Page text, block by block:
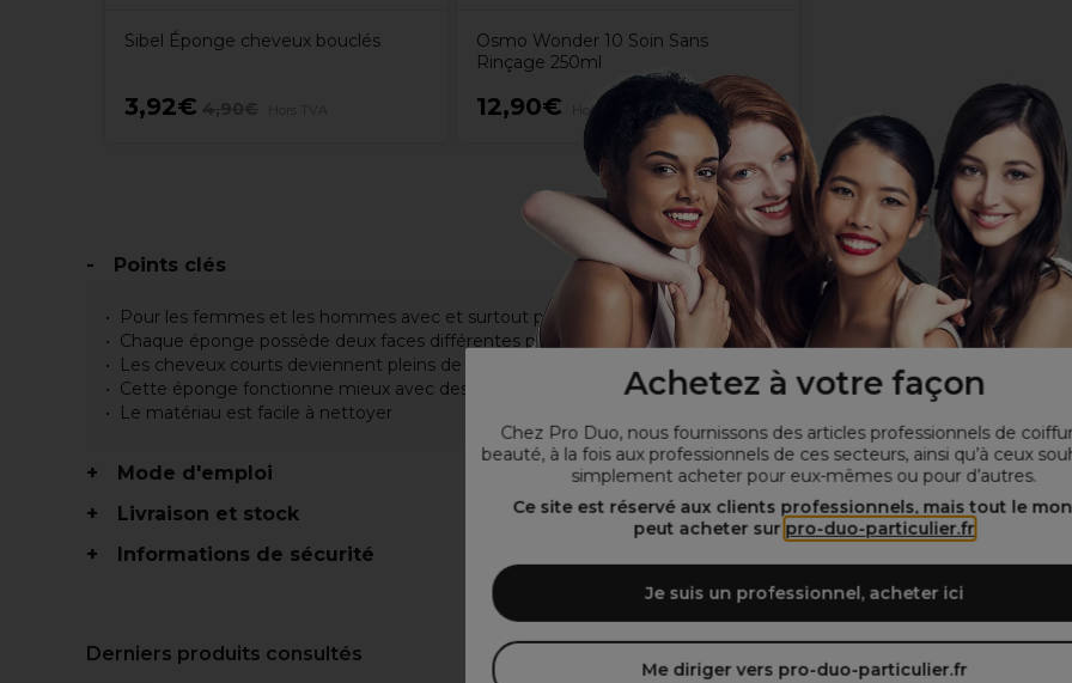
Achetez à votre façon
Chez Pro Duo, nous fournissons des articles professionnels de
beauté, à la fois aux professionnels de ces secteurs, ainsi qu’à ceux
simplement acheter pour eux-mêmes ou pour d’autres.
Ce site est réservé aux clients professionnels, mais tout le
peut acheter sur pro-duo-particulier.fr
Je suis un professionnel, acheter ici
Me diriger vers pro-duo-particulier.fr
Sibel Éponge cheveux bouclés
3,92€
Osmo Wonder 10 Soin Sans
Rinçage 250ml
12,90€ Hors TVA
Points clés
Pour les femmes et les hommes avec et surtout pour les cheveux afro-texturés
Chaque éponge possède deux faces différentes pour créer différents résultats en quelques minutes sans
Les cheveux courts deviennent pleins de spirales tandis que les cheveux plus longs peuvent être remodelés en
Cette éponge fonctionne mieux avec des cheveux légèrement humides
Le matériau est facile à nettoyer
Mode d'emploi
Livraison et stock
Informations de sécurité
Derniers produits consultés